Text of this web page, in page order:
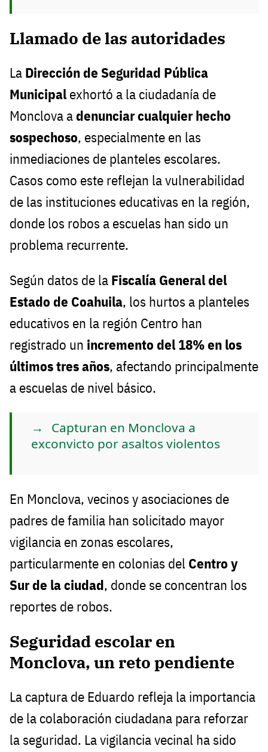
Llamado de las autoridades
La Dirección de Seguridad Pública
Municipal exhortó a la ciudadanía de
Monclova adenunciar cualquier hecho
sospechoso, especialmente en las
inmediaciones de planteles escolares.
Casos como este reflejan la vulnerabilidad
de las instituciones educativas en la región,
donde los robos a escuelas han sido un
problema recurrente.
Según datos de la Fiscalía General del
Estado de Coahuila, los hurtos a planteles
educativos en la región Centro han
registrado un incremento del 18% en los
últimos tres años, afectando principalmente
a escuelas de nivel básico.
Capturan en Monclova a
exconvicto por asaltos violentos
En Monclova, vecinos y asociaciones de
padres de familia han solicitado mayor
vigilancia en zonas escolares,
particularmente en colonias del Centro y
Sur de la ciudad, donde se concentran los
reportes de robos.
Seguridad escolar en
Monclova, un reto pendiente
La captura de Eduardo refleja la importancia
de la colaboración ciudadana para reforzar
la seguridad. La vigilancia vecinal ha sido